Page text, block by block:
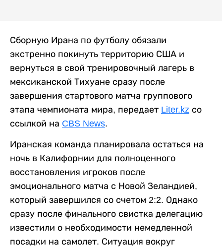
Сборную Ирана по футболу обязали
экстренно покинуть территорию США и
вернуться в свой тренировочный лагерь в
мексиканской Тихуане сразу после
завершения стартового матча группового
этапа чемпионата мира, передает Liter.kz со
ссылкой на CBS News.
Иранская команда планировала остаться на
ночь в Калифорнии для полноценного
восстановления игроков после
эмоционального матча с Новой Зеландией,
который завершился со счетом 2:2. Однако
сразу после финального свистка делегацию
известили о необходимости немедленной
посадки на самолет. Ситуация вокруг